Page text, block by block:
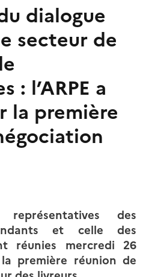
dialogue
secteur de
: l’ARPE a
la première
représentatives des
et celle des
réunies mercredi 26
première réunion de